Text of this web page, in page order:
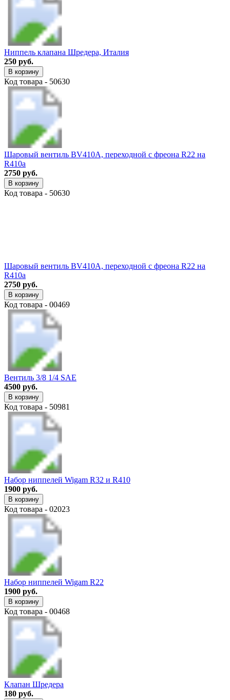
Ниппель клапана Шредера, Италия
250 руб.
В корзину
Код товара - 50630
Шаровый вентиль BV410A, переходной с фреона R22 на
R410a
2750 руб.
В корзину
Код товара - 50630
Шаровый вентиль BV410A, переходной с фреона R22 на
R410a
2750 руб.
В корзину
Код товара - 00469
Вентиль 3/8 1/4 SAE
4500 руб.
В корзину
Код товара - 50981
Набор ниппелей Wigam R32 и R410
1900 руб.
В корзину
Код товара - 02023
Набор ниппелей Wigam R22
1900 руб.
В корзину
Код товара - 00468
Клапан Шредера
180 руб.